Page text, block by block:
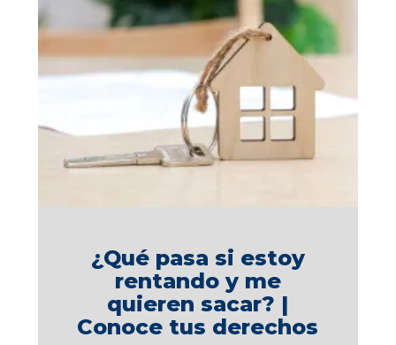
¿Qué pasa si estoy
rentando y me
quieren sacar? |
Conoce tus derechos